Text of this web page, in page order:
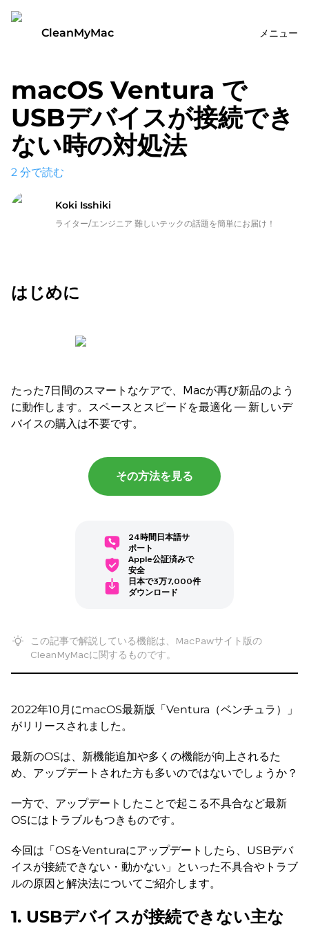
CleanMyMac メニュー
macOS Ventura で
USBデバイスが接続でき
ない時の対処法
2 分で読む
Koki Isshiki
ライター/エンジニア 難しいテックの話題を簡単にお届け！
はじめに
たった7日間のスマートなケアで、Macが再び新品のよう
に動作します。スペースとスピードを最適化 — 新しいデ
バイスの購入は不要です。
その方法を見る
24時間日本語サ
ポート
Apple公証済みで
安全
日本で3万7,000件
ダウンロード
この記事で解説している機能は、MacPawサイト版の
CleanMyMacに関するものです。
2022年10月にmacOS最新版「Ventura（ベンチュラ）」
がリリースされました。
最新のOSは、新機能追加や多くの機能が向上されるた
め、アップデートされた方も多いのではないでしょうか？
一方で、アップデートしたことで起こる不具合など最新
OSにはトラブルもつきものです。
今回は「OSをVenturaにアップデートしたら、USBデバ
イスが接続できない・動かない」といった不具合やトラブ
ルの原因と解決法についてご紹介します。
1. USBデバイスが接続できない主な